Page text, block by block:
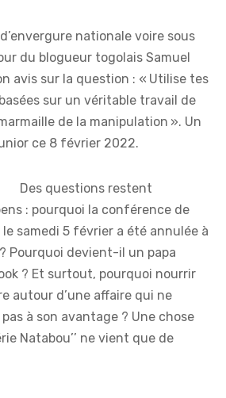
nationale voire sous
du blogueur togolais Samuel
avis sur la question : « Utilise tes
sur un véritable travail de
de la manipulation ». Un
ce 8 février 2022.
Des questions restent
: pourquoi la conférence de
samedi 5 février a été annulée à
Pourquoi devient-il un papa
? Et surtout, pourquoi nourrir
autour d’une affaire qui ne
à son avantage ? Une chose
Natabou’’ ne vient que de